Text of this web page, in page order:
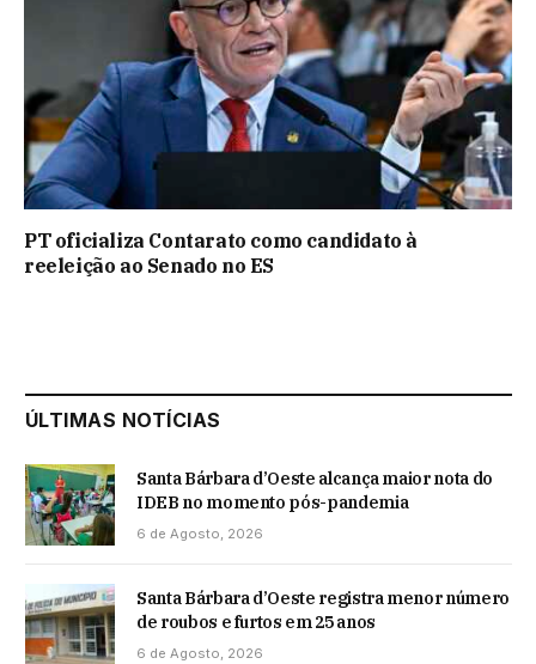
PT oficializa Contarato como candidato à
reeleição ao Senado no ES
ÚLTIMAS NOTÍCIAS
Santa Bárbara d’Oeste alcança maior nota do
IDEB no momento pós-pandemia
6 de Agosto, 2026
Santa Bárbara d’Oeste registra menor número
de roubos e furtos em 25 anos
6 de Agosto, 2026